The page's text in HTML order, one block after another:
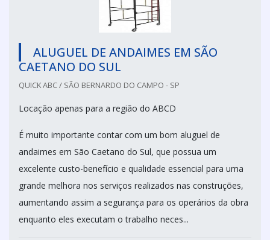
ALUGUEL DE ANDAIMES EM SÃO
CAETANO DO SUL
QUICK ABC / SÃO BERNARDO DO CAMPO - SP
Locação apenas para a região do ABCD
É muito importante contar com um bom aluguel de
andaimes em São Caetano do Sul, que possua um
excelente custo-benefício e qualidade essencial para uma
grande melhora nos serviços realizados nas construções,
aumentando assim a segurança para os operários da obra
enquanto eles executam o trabalho neces...